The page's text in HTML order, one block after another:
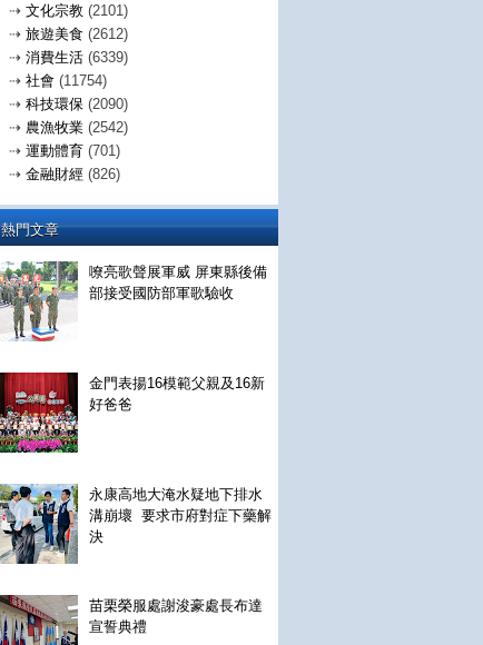
⇢ 文化宗教 (2101)
⇢ 旅遊美食 (2612)
⇢ 消費生活 (6339)
⇢ 社會 (11754)
⇢ 科技環保 (2090)
⇢ 農漁牧業 (2542)
⇢ 運動體育 (701)
⇢ 金融財經 (826)
熱門文章
嘹亮歌聲展軍威 屏東縣後備
部接受國防部軍歌驗收
金門表揚16模範父親及16新
好爸爸
永康高地大淹水疑地下排水
溝崩壞 要求市府對症下藥解
決
苗栗榮服處謝浚豪處長布達
宣誓典禮